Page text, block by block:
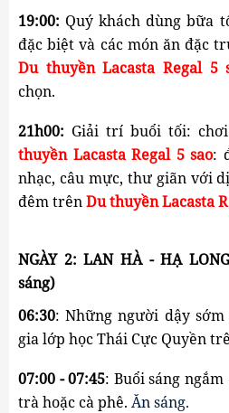
19:00: Quý khách dùng bữa
Du thuyền Lacasta Regal 5
chọn.
21h00: Giải trí buổi tối:
thuyền Lacasta Regal 5 sao:
nhạc, câu mực, thư giãn với
đêm trên Du thuyền Lacasta
NGÀY 2: LAN HÀ - HẠ
sáng)
06:30: Những người dậy
gia lớp học Thái Cực Quyền
07:00 - 07:45: Buổi sáng
trà hoặc cà phê. Ăn sáng.